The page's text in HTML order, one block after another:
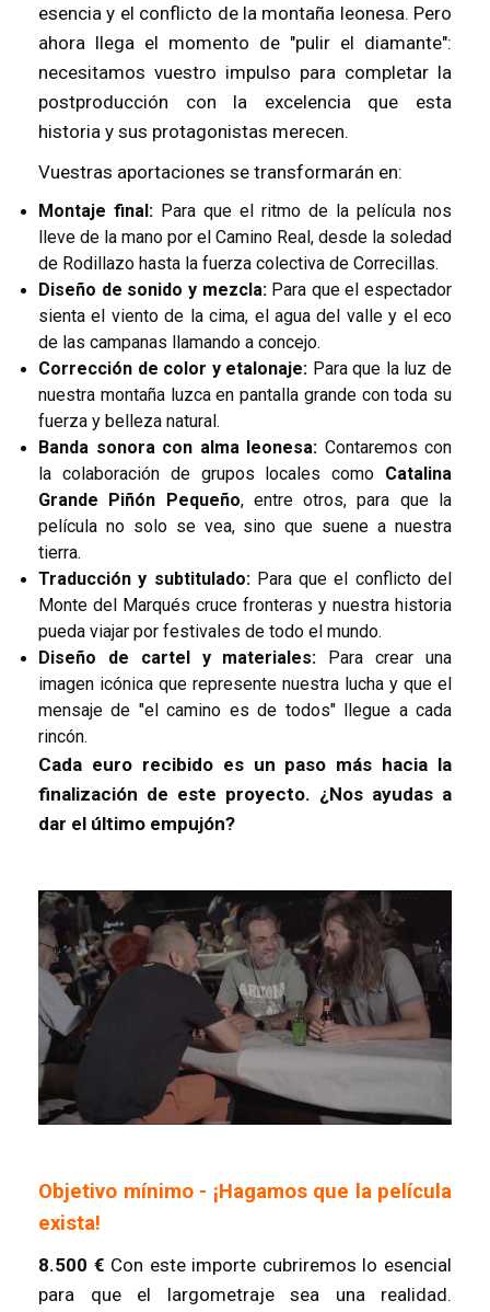
esencia y el conflicto de la montaña leonesa. Pero
ahora llega el momento de "pulir el diamante":
necesitamos vuestro impulso para completar la
postproducción con la excelencia que esta
historia y sus protagonistas merecen.
Vuestras aportaciones se transformarán en:
Montaje final: Para que el ritmo de la película nos
lleve de la mano por el Camino Real, desde la soledad
de Rodillazo hasta la fuerza colectiva de Correcillas.
Diseño de sonido y mezcla:Para que el espectador
sienta el viento de la cima, el agua del valle y el eco
de las campanas llamando a concejo.
Corrección de color y etalonaje: Para que la luz de
nuestra montaña luzca en pantalla grande con toda su
fuerza y belleza natural.
Banda sonora con alma leonesa: Contaremos con
la colaboración de grupos locales como Catalina
Grande Piñón Pequeño, entre otros, para que la
película no solo se vea, sino que suene a nuestra
tierra.
Traducción y subtitulado:Para que el conflicto del
Monte del Marqués cruce fronteras y nuestra historia
pueda viajar por festivales de todo el mundo.
Diseño de cartel y materiales: Para crear una
imagen icónica que represente nuestra lucha y que el
mensaje de "el camino es de todos" llegue a cada
rincón.
Cada euro recibido es un paso más hacia la
finalización de este proyecto. ¿Nos ayudas a
dar el último empujón?
Objetivo mínimo - ¡Hagamos que la película
exista!
8.500 € Con este importe cubriremos lo esencial
para que el largometraje sea una realidad.